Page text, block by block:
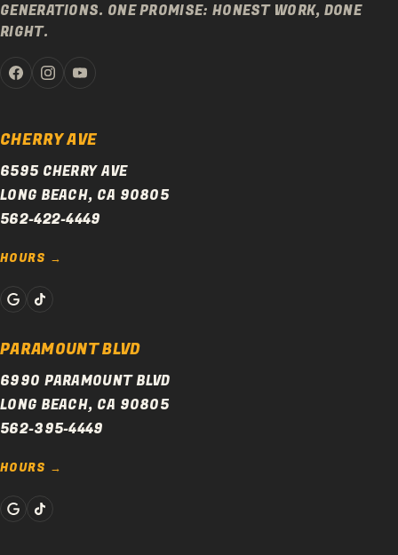
GENERATIONS. ONE PROMISE: HONEST WORK, DONE
RIGHT.
CHERRY AVE
6595 CHERRY AVE
LONG BEACH, CA 90805
562-422-4449
HOURS
PARAMOUNT BLVD
6990 PARAMOUNT BLVD
LONG BEACH, CA 90805
562-395-4449
HOURS